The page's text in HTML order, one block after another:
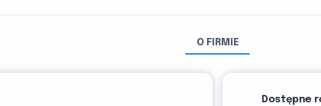
O FIRMIE
Dostępne